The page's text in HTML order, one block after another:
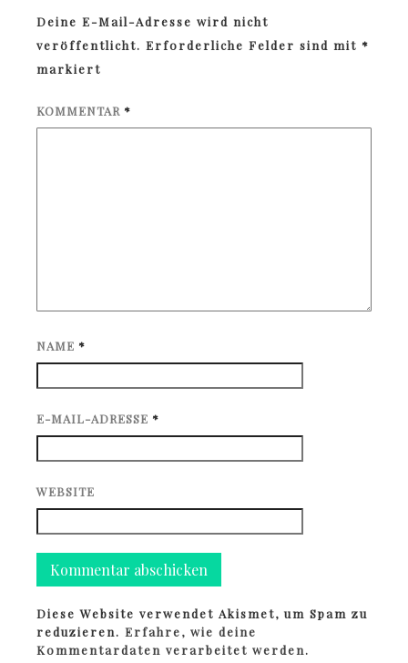
Deine E-Mail-Adresse wird nicht
veröffentlicht. Erforderliche Felder sind mit *
markiert
KOMMENTAR *
NAME *
E-MAIL-ADRESSE *
WEBSITE
Diese Website verwendet Akismet, um Spam zu
reduzieren.Erfahre, wie deine
Kommentardaten verarbeitet werden.